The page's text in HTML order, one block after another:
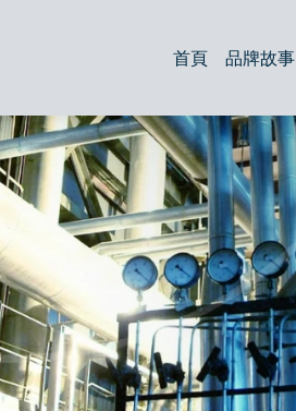
首頁 品牌故事